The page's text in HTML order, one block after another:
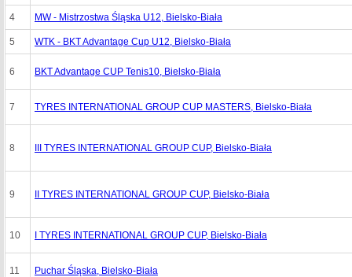
4 MW - Mistrzostwa Śląska U12, Bielsko-Biała
5 WTK - BKT Advantage Cup U12, Bielsko-Biała
6 BKT Advantage CUP Tenis10, Bielsko-Biała
7 TYRES INTERNATIONAL GROUP CUP MASTERS, Bielsko-Biała
8 III TYRES INTERNATIONAL GROUP CUP, Bielsko-Biała
9 II TYRES INTERNATIONAL GROUP CUP, Bielsko-Biała
10 I TYRES INTERNATIONAL GROUP CUP, Bielsko-Biała
11 Puchar Śląska, Bielsko-Biała